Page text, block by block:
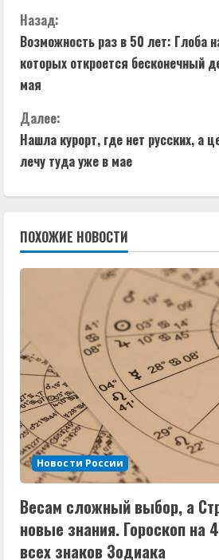
П
р
о
д
о
л
ж
и
ч
т
е
н
и
е
Назад:
Возможность раз в 50 лет: Глоба
которых откроется бесконечный
мая
Далее:
Нашла курорт, где нет русских, а
лечу туда уже в мае
ПОХОЖИЕ НОВОСТИ
Новости России
Весам сложный выбор, а
новые знания. Гороскоп на
всех знаков Зодиака